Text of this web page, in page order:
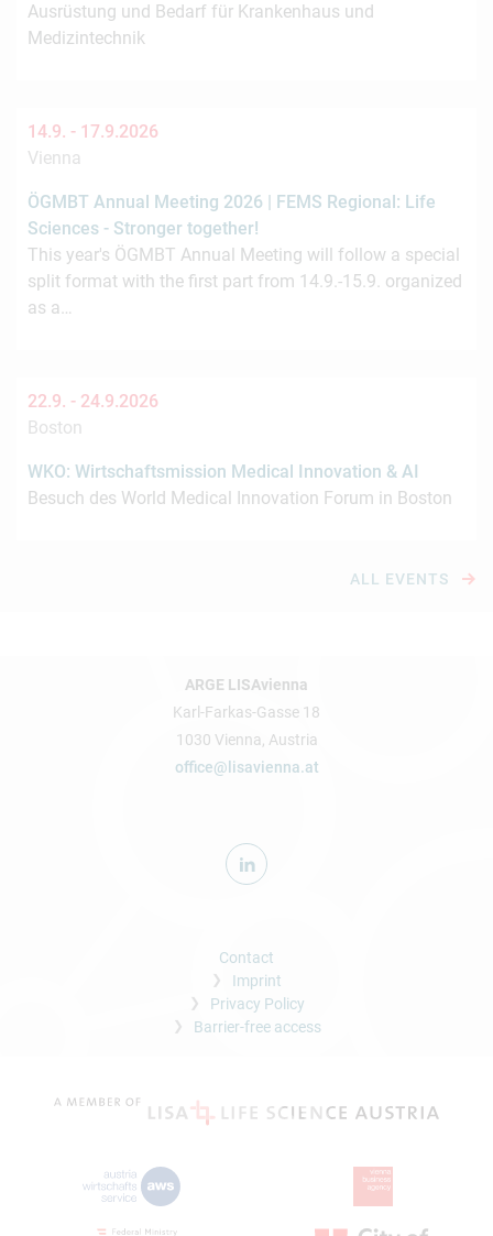
Ausrüstung und Bedarf für Krankenhaus und
Medizintechnik
14.9. - 17.9.2026
Vienna
ÖGMBT Annual Meeting 2026 | FEMS Regional: Life
Sciences - Stronger together!
This year's ÖGMBT Annual Meeting will follow a special
split format with the first part from 14.9.-15.9. organized
as a…
22.9. - 24.9.2026
Boston
WKO: Wirtschaftsmission Medical Innovation & AI
Besuch des World Medical Innovation Forum in Boston
ALL EVENTS
ARGE LISAvienna
Karl-Farkas-Gasse 18
1030 Vienna, Austria
office@lisavienna.at
Contact
Imprint
Privacy Policy
Barrier-free access